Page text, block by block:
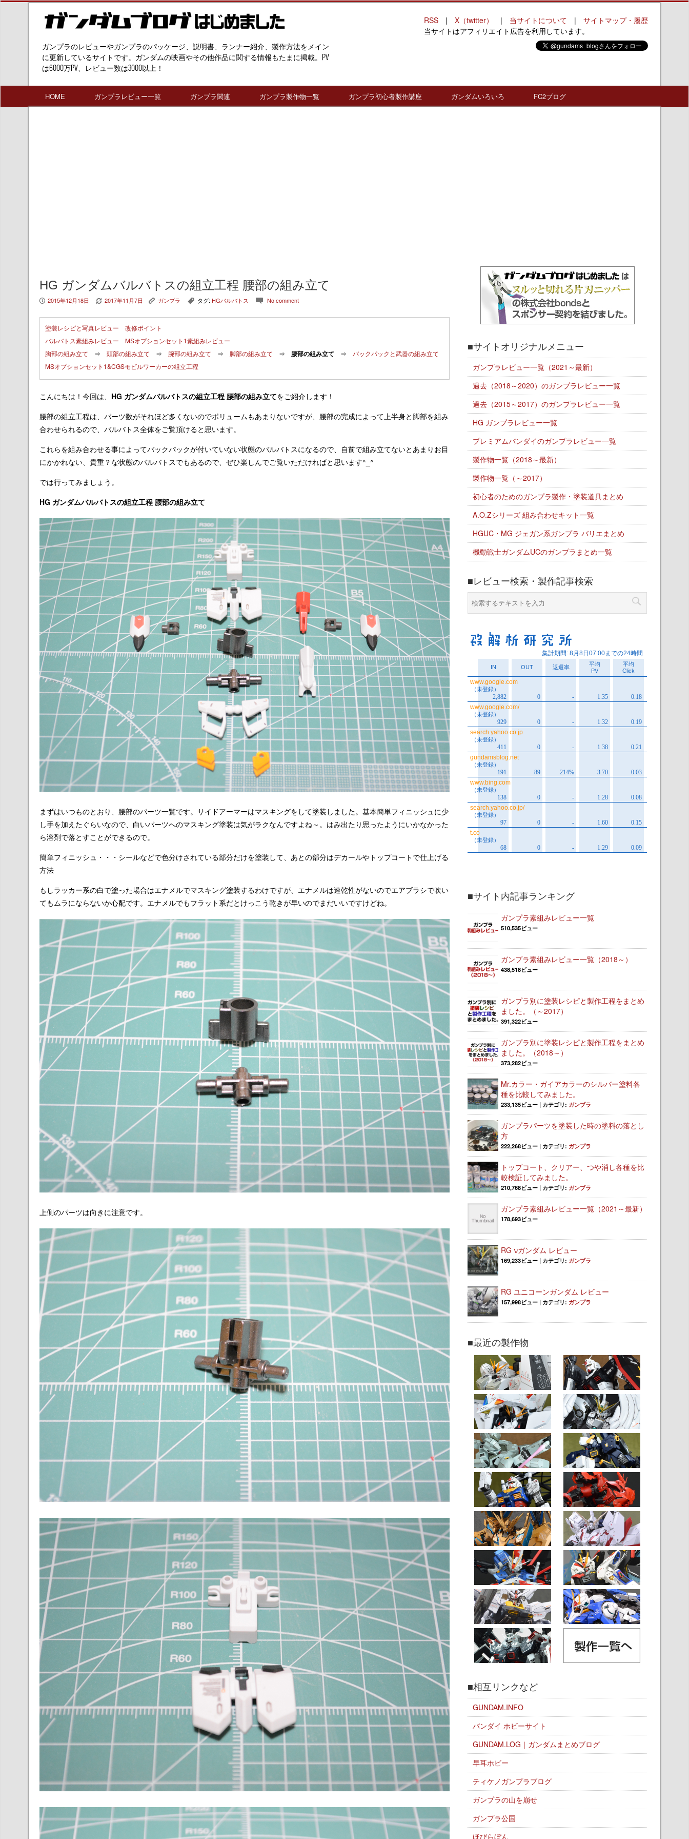
ガンプラのレビューやガンプラのパッケージ、説明書、ランナー紹介、製作方法をメイン
に更新しているサイトです。ガンダムの映画やその他作品に関する情報もたまに掲載。PV
は6000万PV、レビュー数は3000以上！
RSS | X（twitter） | 当サイトについて | サイトマップ・履歴
当サイトはアフィリエイト広告を利用しています。
HOME ガンプラレビュー一覧 ガンプラ関連 ガンプラ製作物一覧 ガンプラ初心者製作講座 ガンダムいろいろ FC2ブログ
HG ガンダムバルバトスの組立工程 腰部の組み立て
P 2015年12月18日 V 2017年11月7日 K ガンプラ , タグ: HGバルバトス c No comment
塗装レシピと写真レビュー
改修ポイント
バルバトス素組みレビュー
MSオプションセット1素組みレビュー
胸部の組み立て ⇒ 頭部の組み立て ⇒ 腕部の組み立て ⇒ 脚部の組み立て ⇒ 腰部の組み立て ⇒ バックパックと武器の組み立て
MSオプションセット1&CGSモビルワーカーの組立工程
こんにちは！今回は、 HG ガンダムバルバトスの組立工程 腰部の組み立てをご紹介します！
腰部の組立工程は、パーツ数がそれほど多くないのでボリュームもあまりないですが、腰部の完成によって上半身と脚部を組み
合わせられるので、バルバトス全体をご覧頂けると思います。
これらを組み合わせる事によってバックパックが付いていない状態のバルバトスになるので、自前で組み立てないとあまりお目
にかかれない、貴重？な状態のバルバトスでもあるので、ぜひ楽しんでご覧いただければと思います^_^
では行ってみましょう。
HG ガンダムバルバトスの組立工程 腰部の組み立て
まずはいつものとおり、腰部のパーツ一覧です。サイドアーマーはマスキングをして塗装しました。基本簡単フィニッシュに少
し手を加えたぐらいなので、白いパーツへのマスキング塗装は気がラクなんですよね～。はみ出たり思ったようにいかなかった
ら溶剤で落とすことができるので。
簡単フィニッシュ・・・シールなどで色分けされている部分だけを塗装して、あとの部分はデカールやトップコートで仕上げる
方法
もしラッカー系の白で塗った場合はエナメルでマスキング塗装するわけですが、エナメルは速乾性がないのでエアブラシで吹い
てもムラにならないか心配です。エナメルでもフラット系だとけっこう乾きが早いのでまだいいですけどね。
上側のパーツは向きに注意です。
■サイトオリジナルメニュー
ガンプラレビュー一覧（2021～最新）
過去（2018～2020）のガンプラレビュー一覧
過去（2015～2017）のガンプラレビュー一覧
HG ガンプラレビュー一覧
プレミアムバンダイのガンプラレビュー一覧
製作物一覧（2018～最新）
製作物一覧（～2017）
初心者のためのガンプラ製作・塗装道具まとめ
A.O.Zシリーズ 組み合わせキット一覧
HGUC・MG ジェガン系ガンプラ バリエまとめ
機動戦士ガンダムUCのガンプラまとめ一覧
■レビュー検索・製作記事検索
■サイト内記事ランキング
ガンプラ素組みレビュー一覧
510,535ビュー
ガンプラ素組みレビュー一覧（2018～）
438,518ビュー
ガンプラ別に塗装レシピと製作工程をまとめ
ました。（～2017）
391,322ビュー
ガンプラ別に塗装レシピと製作工程をまとめ
ました。（2018～）
373,282ビュー
Mr.カラー・ガイアカラーのシルバー塗料各
種を比較してみました。
233,135ビュー | カテゴリ: ガンプラ
ガンプラパーツを塗装した時の塗料の落とし
方
222,268ビュー | カテゴリ: ガンプラ
トップコート、クリアー、つや消し各種を比
較検証してみました。
210,768ビュー | カテゴリ: ガンプラ
ガンプラ素組みレビュー一覧（2021～最新）
178,693ビュー
RG νガンダム レビュー
169,233ビュー | カテゴリ: ガンプラ
RG ユニコーンガンダム レビュー
157,998ビュー | カテゴリ: ガンプラ
■最近の製作物
■相互リンクなど
GUNDAM.INFO
バンダイ ホビーサイト
GUNDAM.LOG｜ガンダムまとめブログ
早耳ホビー
ティケノガンプラブログ
ガンプラの山を崩せ
ガンプラ公国
ほびらぼん